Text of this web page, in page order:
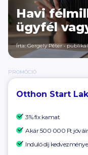
Havi
ügyfél
Írta:Gergely Péter•
PROMÓCIÓ
Otthon Start
3% fix kamat
Akár500 000 Ft
Induló díj